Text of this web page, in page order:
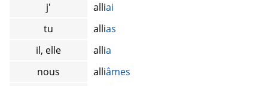
j'
alliai
tu
allias
il, elle
allia
nous
alliâmes